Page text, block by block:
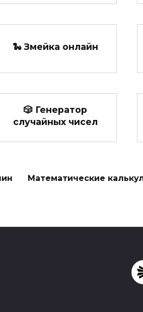
🐍 Змейка онлайн
🎲 Генератор
случайных чисел
Математические